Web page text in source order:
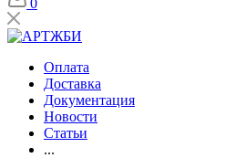
0
Оплата
Доставка
Документация
Новости
Статьи
...